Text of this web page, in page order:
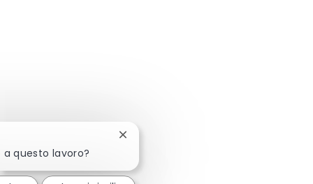
a questo lavoro?
Chiudi la notifica del chatbot